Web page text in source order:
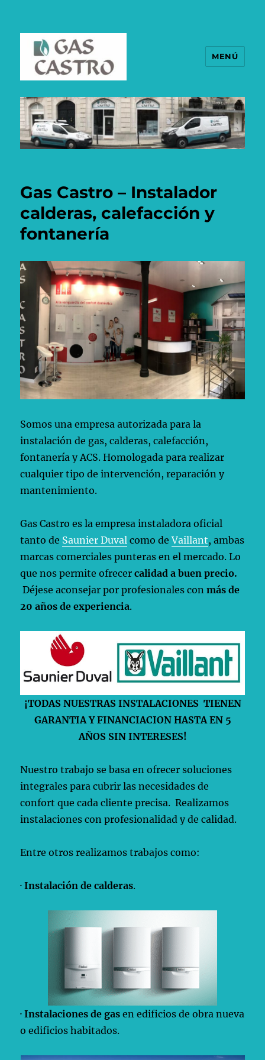
MENÚ
Gas Castro – Instalador
calderas, calefacción y
fontanería
Somos una empresa autorizada para la
instalación de gas, calderas, calefacción,
fontanería y ACS. Homologada para realizar
cualquier tipo de intervención, reparación y
mantenimiento.
Gas Castro es la empresa instaladora oficial
tanto de Saunier Duval como deVaillant, ambas
marcas comerciales punteras en el mercado. Lo
que nos permite ofrecercalidad a buen precio.
Déjese aconsejar por profesionales con más de
20 años de experiencia.
¡TODAS NUESTRAS INSTALACIONES TIENEN
GARANTIA Y FINANCIACION HASTA EN 5
AÑOS SIN INTERESES!
Nuestro trabajo se basa en ofrecer soluciones
integrales para cubrir las necesidades de
confort que cada cliente precisa. Realizamos
instalaciones con profesionalidad y de calidad.
Entre otros realizamos trabajos como:
·Instalación de calderas.
·Instalaciones de gas en edificios de obra nueva
o edificios habitados.